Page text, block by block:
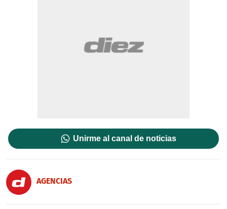
Unirme al canal de noticias
AGENCIAS